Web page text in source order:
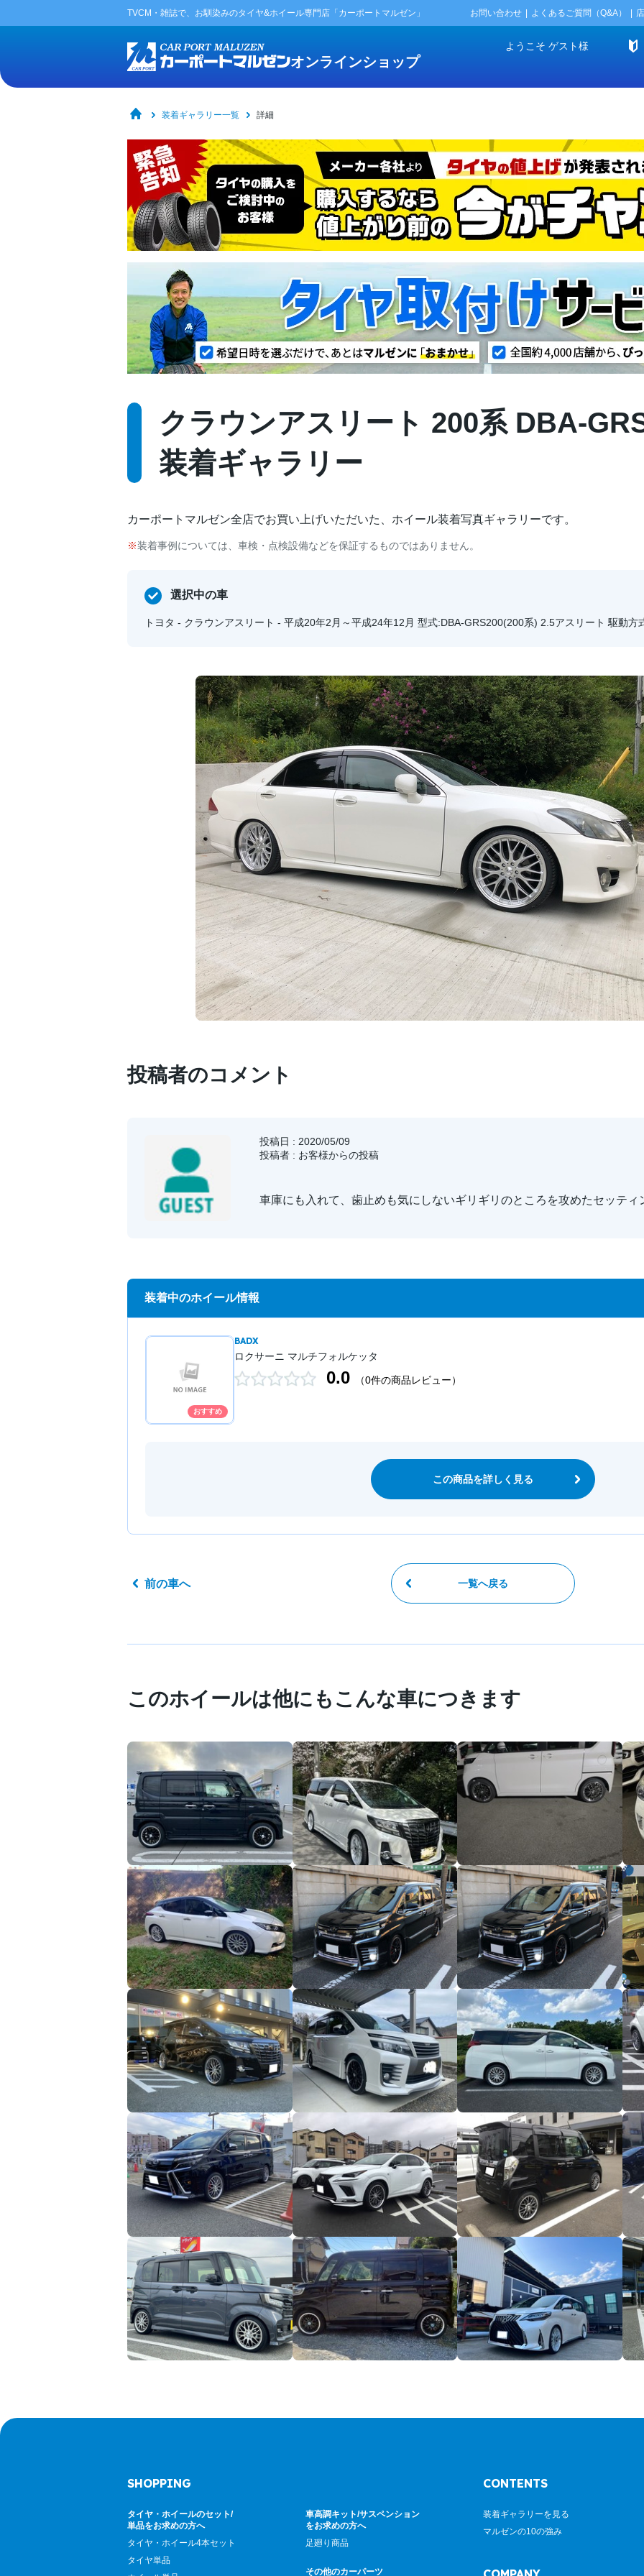
TVCM・雑誌で、お馴染みのタイヤ&ホイール専門店「カーポートマルゼン」 お問い合わせ よくあるご質問（Q&A）
オンラインショップ
ようこそ ゲスト様
装着ギャラリー一覧 詳細
クラウンアスリート 200系 DBA-
装着ギャラリー
カーポートマルゼン全店でお買い上げいただいた、ホイール装着写真ギャラリーです。
装着事例については、車検・点検設備などを保証するものではありません。
選択中の車
トヨタ - クラウンアスリート - 平成20年2月～平成24年12月 型式:DBA-GRS200(200系) 2.5アスリート 駆動方
投稿者のコメント
投稿日 : 2020/05/09
投稿者 : お客様からの投稿
車庫にも入れて、歯止めも気にしないギリギリのところを攻めたセッティ
装着中のホイール情報
おすすめ
BADX
ロクサーニ マルチフォルケッタ
0.0 （0件の商品レビュー）
この商品を詳しく見る
前の車へ 一覧へ戻る
このホイールは他にもこんな車につきます
SHOPPING
タイヤ・ホイールのセット/
単品をお求めの方へ
タイヤ・ホイール4本セット
タイヤ単品
車高調キット/サスペンション
をお求めの方へ
足廻り商品
その他のカーパーツ
CONTENTS
装着ギャラリーを見る
マルゼンの10の強み